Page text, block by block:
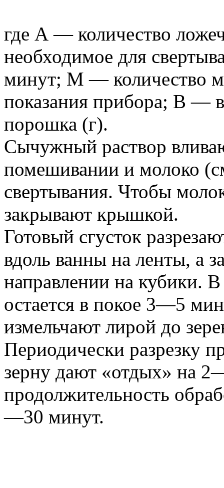
где А — количество
необходимое для
минут; М — количество
показания прибора; В —
порошка (г).
Сычужный раствор
помешивании и молоко
свертывания. Чтобы
закрывают крышкой.
Готовый сгусток
вдоль ванны на ленты, а
направлении на кубики.
остается в покое 3—5
измельчают лирой до
Периодически разрезку
зерну дают «отдых» на
продолжительность
—30 минут.